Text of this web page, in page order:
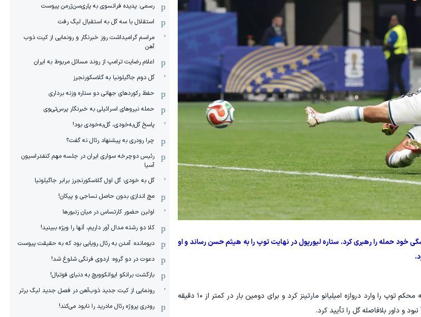
خود حمله را رهبری کرد. ستاره لیورپول در نهایت توپ را به هیثم حسن رساند و او
این بار هم مهاجم مصر فرصت را از دست نداد. زیکو با یک ضربه محکم توپ را وارد دروازه امیلیانو مارتینز کرد و برای دومین بار در کمتر از ۱۰ دقیقه
رسمی: پدیده فرانسوی به پاری‌سن‌ژرمن پیوست
استقلال با سه گل به استقبال لیگ رفت
مراسم گرامیداشت روز خبرنگار و رونمایی از کیت ذوب
آهن
اعلام رضایت ترامپ از روند مسائل مربوط به ایران
گل دوم جاگیلونیا به گلاسکورنجرز
حفظ رکوردهای جهانی دو ستاره وزنه برداری
حمله نیروهای اسرائیلی به خبرنگار پرس‌تی‌وی
پاسخ گل‌به‌خودی، گل‌به‌خودی بود!
چرا رودری به پیشنهاد رئال نه گفت؟
رئیس دوچرخه سواری ایران در جلسه مهم کنفدراسیون
آسیا
گل به خودی؛ گل اول گلاسکورنجرز برابر جاگیلونیا
مچ اندازی بدون حاصل نساجی و پیکان!
اولین حضور کارتساس در میان زنبورها
کلا دو‌ رشته مدال آور داریم، آنها را ویژه ببینید!
دیومانده: آمدن به رئال رویایی بود که به حقیقت پیوست
دعوت در دو گروه: اردوی فرنگی شلوغ شد!
بازگشت برانکو ایوانکوویچ به دنیای فوتبال!
رونمایی از کیت جدید ذوب‌آهن در فصل جدید لیگ برتر
رودری پروژه رئال مادرید را نابود می‌کند!